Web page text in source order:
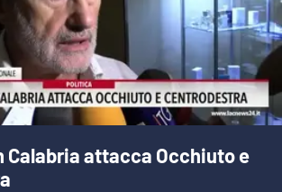
Calabria attacca Occhiuto e